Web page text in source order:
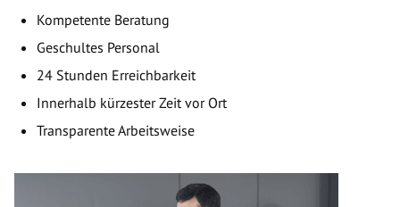
Kompetente Beratung
Geschultes Personal
24 Stunden Erreichbarkeit
Innerhalb kürzester Zeit vor Ort
Transparente Arbeitsweise